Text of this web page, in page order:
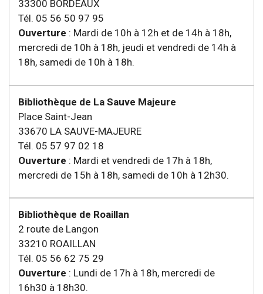
33300 BORDEAUX
Tél. 05 56 50 97 95
Ouverture : Mardi de 10h à 12h et de 14h à 18h,
mercredi de 10h à 18h, jeudi et vendredi de 14h à
18h, samedi de 10h à 18h.
Bibliothèque de La Sauve Majeure
Place Saint-Jean
33670 LA SAUVE-MAJEURE
Tél. 05 57 97 02 18
Ouverture : Mardi et vendredi de 17h à 18h,
mercredi de 15h à 18h, samedi de 10h à 12h30.
Bibliothèque de Roaillan
2 route de Langon
33210 ROAILLAN
Tél. 05 56 62 75 29
Ouverture : Lundi de 17h à 18h, mercredi de
16h30 à 18h30.